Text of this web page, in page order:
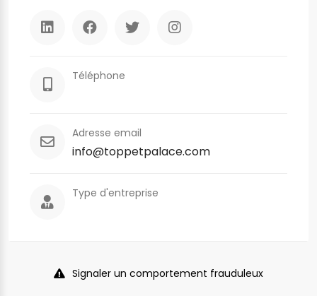
Téléphone
Adresse email
info@toppetpalace.com
Type d'entreprise
Signaler un comportement frauduleux